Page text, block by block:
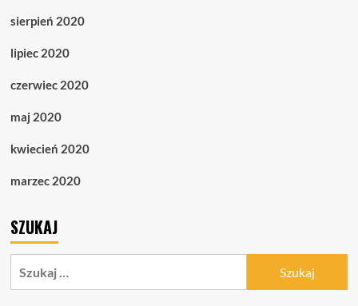
sierpień 2020
lipiec 2020
czerwiec 2020
maj 2020
kwiecień 2020
marzec 2020
SZUKAJ